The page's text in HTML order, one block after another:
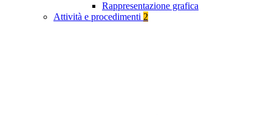
Rappresentazione grafica
Attività e procedimenti 2